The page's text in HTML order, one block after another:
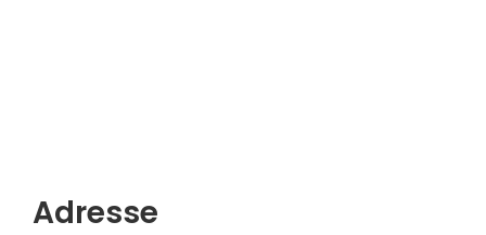
Adresse